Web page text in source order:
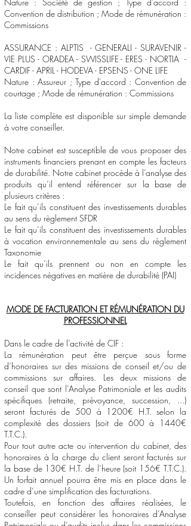
Convention de distribution ; Mode de rémunération :
Commissions
ASSURANCE : ALPTIS - GENERALI - SURAVENIR -
VIE PLUS - ORADEA - SWISSLIFE - ERES - NORTIA -
CARDIF - APRIL - HODEVA - EPSENS - ONE LIFE
Nature : Assureur ; Type d'accord : Convention de
courtage ; Mode de rémunération : Commissions
La liste complète est disponible sur simple demande
à votre conseiller.
Notre cabinet est susceptible de vous proposer des
instruments financiers prenant en compte les facteurs
de durabilité. Notre cabinet procède à l’analyse des
produits qu’il entend référencer sur la base de
plusieurs critères :
Le fait qu’ils constituent des investissements durables
au sens du règlement SFDR
Le fait qu’ils constituent des investissements durables
à vocation environnementale au sens du règlement
Taxonomie
Le fait qu’ils prennent ou non en compte les
incidences négatives en matière de durabilité (PAI)
MODE DE FACTURATION ET RÉMUNÉRATION DU
PROFESSIONNEL
Dans le cadre de l’activité de CIF :
La rémunération peut être perçue sous forme
d’honoraires sur des missions de conseil et/ou de
commissions sur affaires. Les deux missions de
conseil que sont l’Analyse Patrimoniale et les audits
spécifiques (retraite, prévoyance, succession, ...)
seront facturés de 500 à 1200€ H.T. selon la
complexité des dossiers (soit de 600 à 1440€
T.T.C.).
Pour tout autre acte ou intervention du cabinet, des
honoraires à la charge du client seront facturés sur
la base de 130€ H.T. de l’heure (soit 156€ T.T.C.).
Un forfait annuel pourra être mis en place dans le
cadre d’une simplification des facturations.
Toutefois, en fonction des affaires réalisées, le
conseiller peut considérer les honoraires d’Analyse